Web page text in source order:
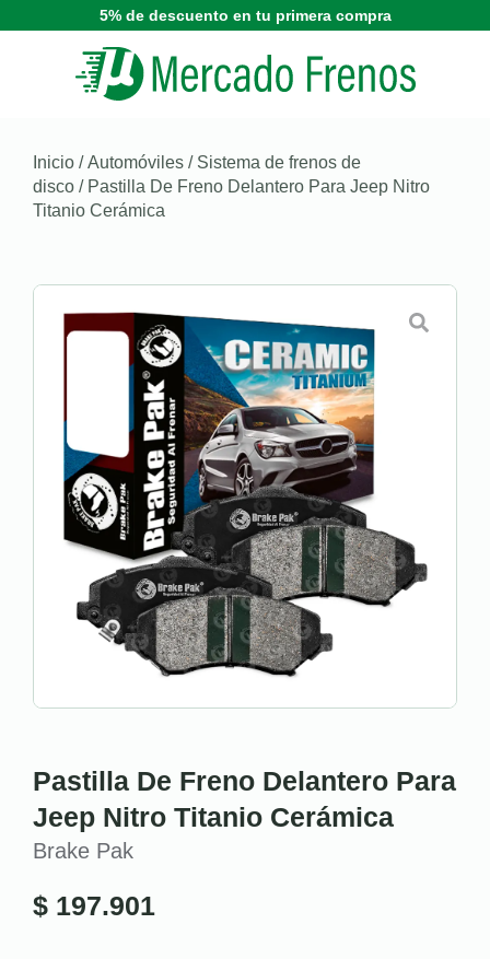
5% de descuento en tu primera compra
Inicio /Automóviles / Sistema de frenos de
disco / Pastilla De Freno Delantero Para Jeep Nitro
Titanio Cerámica
Pastilla De Freno Delantero Para
Jeep Nitro Titanio Cerámica
Brake Pak
$ 197.901